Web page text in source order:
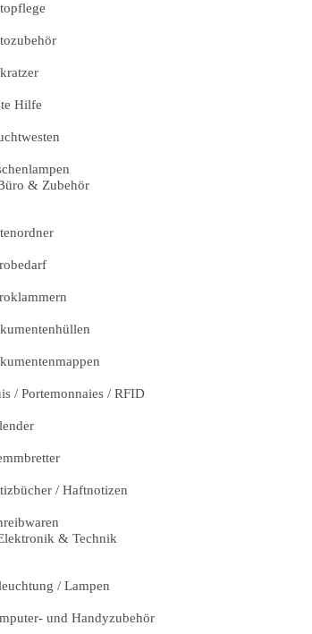
Hilfe
& Zubehör
/ Portemonnaies / RFID
/ Haftnotizen
& Technik
/ Lampen
und Handyzubehör